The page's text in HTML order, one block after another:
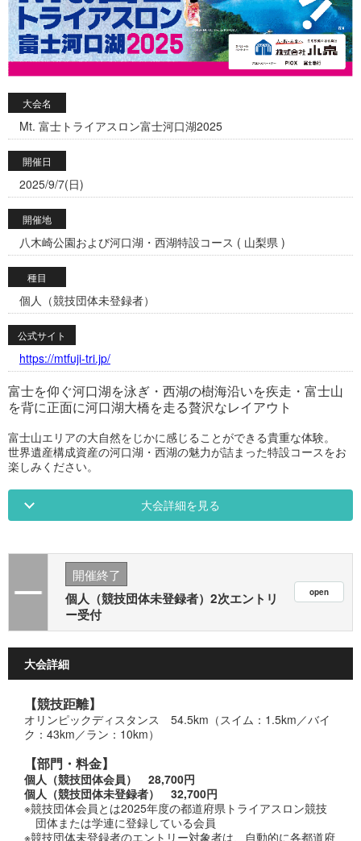
大会名
Mt. 富士トライアスロン富士河口湖2025
開催日
2025/9/7(日)
開催地
八木崎公園および河口湖・西湖特設コース ( 山梨県 )
種目
個人（競技団体未登録者）
公式サイト
https://mtfuji-tri.jp/
富士を仰ぐ河口湖を泳ぎ・西湖の樹海沿いを疾走・富士山
を背に正面に河口湖大橋を走る贅沢なレイアウト
富士山エリアの大自然をじかに感じることができる貴重な体験。
世界遺産構成資産の河口湖・西湖の魅力が詰まった特設コースをお
楽しみください。
大会詳細を見る
開催終了
個人（競技団体未登録者）2次エントリ
ー受付
大会詳細
【競技距離】
オリンピックディスタンス 54.5km（スイム：1.5km／バイ
ク：43km／ラン：10km）
【部門・料金】
個人（競技団体会員） 28,700円
個人（競技団体未登録者） 32,700円
※競技団体会員とは2025年度の都道府県トライアスロン競技
団体または学連に登録している会員
※競技団体未登録者のエントリー対象者は、自動的に各都道府